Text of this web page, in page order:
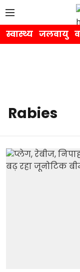
स्वास्थ्य जलवायु
Rabies